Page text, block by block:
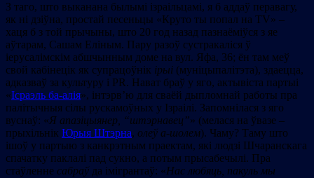
З таго, што выканана былымі ізраільцамі, я б аддаў перавагу,
як ні дзіўна, простай песеньцы «Круто ты попал на ТV» –
хаця б з той прычыны, што 20 год назад пазнаёміўся з яе
аўтарам, Сашам Еліным. Пару разоў сустракаліся ў
іерусалімскім абшчынным доме на вул. Яфа, 36; ён там меў
свой кабінецік як супрацоўнік ірыі (муніцыпалітэта), здаецца,
адказваў за культуру і PR. Нават браў у яго, актывіста партыі
«Ісраэль ба-алія», інтэрв’ю для сваёй дыпломнай работы пра
палітычныя сілы рускамоўных у Ізраілі. Запомнілася з яго
вуснаў: «Я апазіцыянер, “штэрнавец ”» (мелася на ўвазе –
прыхільнік Юрыя Штэрна, олеў а-шолем). Чаму? Таму што
ішоў у партыю з канкрэтным праектам, які людзі Шчаранскага
спачатку паклалі пад сукно, а потым прысабечылі. Пра
стаўленне сабраў да імігрантаў: «Нас любяць, пакуль мы